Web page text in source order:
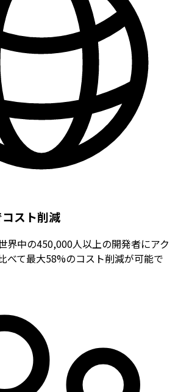
スト削減
界中の450,000人以上の開発者にアク
べて最大58%のコスト削減が可能で